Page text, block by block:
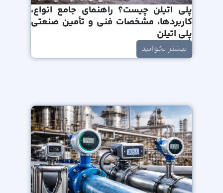
پلی اتیلن چیست؟ راهنمای جامع انواع،
کاربردها، مشخصات فنی و تأمین صنعتی
پلی اتیلن
بیشتر بخوانید